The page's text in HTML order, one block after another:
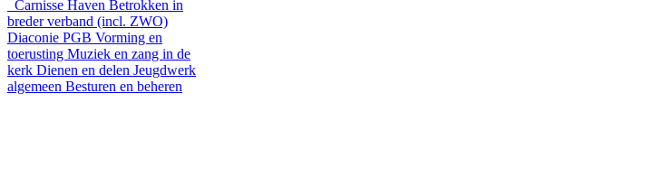
Carnisse Haven Betrokken in
breder verband (incl. ZWO)
Diaconie PGB Vorming en
toerusting Muziek en zang in de
kerk Dienen en delen Jeugdwerk
algemeen Besturen en beheren